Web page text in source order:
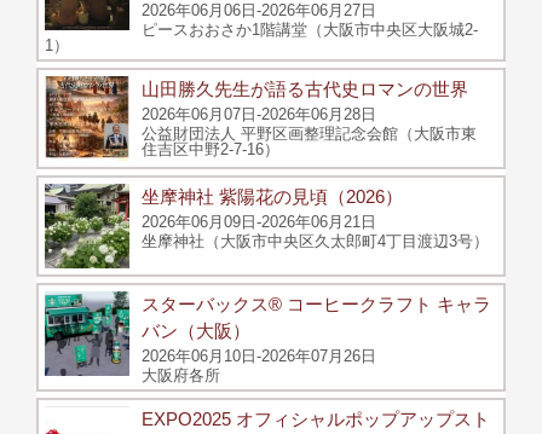
2026年06月06日-2026年06月27日
ピースおおさか1階講堂（大阪市中央区大阪城2-
1）
山田勝久先生が語る古代史ロマンの世界
2026年06月07日-2026年06月28日
公益財団法人 平野区画整理記念会館（大阪市東
住吉区中野2-7-16）
坐摩神社 紫陽花の見頃（2026）
2026年06月09日-2026年06月21日
坐摩神社（大阪市中央区久太郎町4丁目渡辺3号）
スターバックス® コーヒークラフト キャラ
バン（大阪）
2026年06月10日-2026年07月26日
大阪府各所
EXPO2025 オフィシャルポップアップスト